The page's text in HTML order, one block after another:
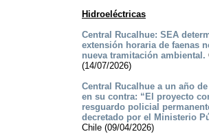
Hidroeléctricas
Central Rucalhue: SEA
extensión horaria de faenas
nueva tramitación ambiental.
(14/07/2026)
Central Rucalhue a un año
en su contra: “El proyecto
resguardo policial
decretado por el Ministerio
Chile (09/04/2026)